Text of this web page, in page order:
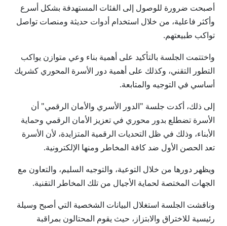
أصبحت ضرورة للوصول إلى الفئات المستهدفة بشكل أسرع
وأكثر فاعلية، من خلال استخدام أدوات حديثة ومنصات تواصل
تواكب طبيعتهم.
واختتمت الجلسة بالتأكيد على أهمية بناء وعي متوازن يواكب
التطور التقني، وكذلك على أهمية دور الأسرة المحوري كشريك
أساسي في التوجيه والمتابعة.
إلى ذلك، أكدت جلسة "الدور الأسري والأمان الرقمي" أن
الأسرة تضطلع بدور محوري في تعزيز الأمان الرقمي وحماية
الأبناء، وذلك في ظل التحديات الرقمية المتزايدة، لأن الأسرة
تعد الحصن الأول ضد كافة المخاطر ومنها الإلكترونية.
ويظهر دورها من خلال التوعية، والتوجيه السليم، والتعاون مع
الجهات المختصة لحماية الأجيال من تلك المخاطر التقنية.
وناقشت الجلسة استغلال البيانات الشخصية التي أصبح وسيلة
رئيسية للاختراق والابتزاز، حيث يقوم المحتالون بمراقبة